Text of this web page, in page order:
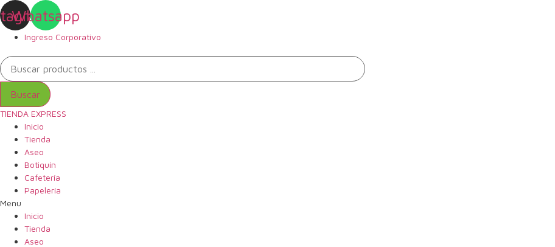
Ir
al
contenido
Whatsapp
Ingreso Corporativo
Búsqueda
de
productos
Buscar
TIENDA EXPRESS
Inicio
Tienda
Aseo
Botiquín
Cafetería
Papelería
Menu
Inicio
Tienda
Aseo